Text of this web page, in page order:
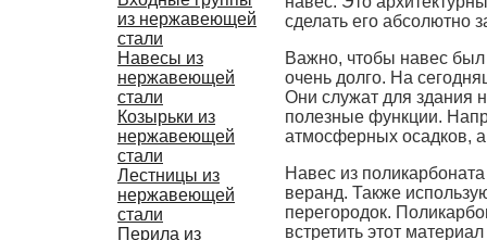
из нержавеющей
стали
Навесы из
нержавеющей
стали
Козырьки из
нержавеющей
стали
Лестницы из
нержавеющей
стали
Перила из
сделать его абсолютно
Важно, чтобы навес был
очень долго. На
Они служат для здания
полезные функции.
атмосферных осадков,
Навес из
веранд. Также
перегородок.
встретить этот